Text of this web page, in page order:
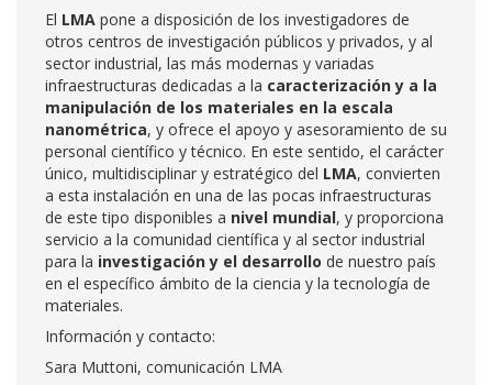
El LMA pone a disposición de los investigadores de
otros centros de investigación públicos y privados, y al
sector industrial, las más modernas y variadas
infraestructuras dedicadas a la caracterización y a la
manipulación de los materiales en la escala
nanométrica, y ofrece el apoyo y asesoramiento de su
personal científico y técnico. En este sentido, el carácter
único, multidisciplinar y estratégico del LMA, convierten
a esta instalación en una de las pocas infraestructuras
de este tipo disponibles a nivel mundial, y proporciona
servicio a la comunidad científica y al sector industrial
para la investigación y el desarrollo de nuestro país
en el específico ámbito de la ciencia y la tecnología de
materiales.
Información y contacto:
Sara Muttoni, comunicación LMA